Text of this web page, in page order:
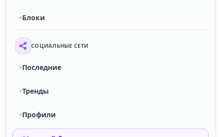
Блоки
СОЦИАЛЬНЫЕ СЕТИ
Последние
Тренды
Профили